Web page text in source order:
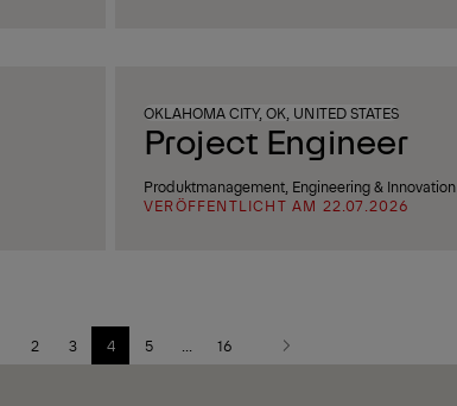
OKLAHOMA CITY, OK, UNITED STATES
Project Engineer
Produktmanagement, Engineering & Innovation
VERÖFFENTLICHT AM 22.07.2026
2 3 4 5 16
Nächste